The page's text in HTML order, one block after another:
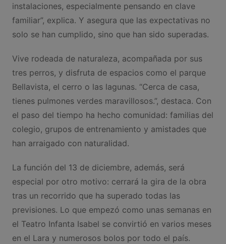
instalaciones, especialmente pensando en clave
familiar”, explica. Y asegura que las expectativas no
solo se han cumplido, sino que han sido superadas.
Vive rodeada de naturaleza, acompañada por sus
tres perros, y disfruta de espacios como el parque
Bellavista, el cerro o las lagunas. “Cerca de casa,
tienes pulmones verdes maravillosos.”, destaca. Con
el paso del tiempo ha hecho comunidad: familias del
colegio, grupos de entrenamiento y amistades que
han arraigado con naturalidad.
La función del 13 de diciembre, además, será
especial por otro motivo: cerrará la gira de la obra
tras un recorrido que ha superado todas las
previsiones. Lo que empezó como unas semanas en
el Teatro Infanta Isabel se convirtió en varios meses
en el Lara y numerosos bolos por todo el país.